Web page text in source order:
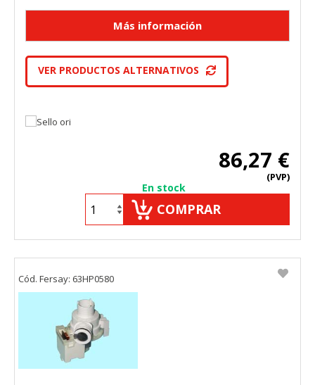
VER PRODUCTOS ALTERNATIVOS
86,27 €
(PVP)
En stock
COMPRAR
Cód. Fersay: 63HP0580